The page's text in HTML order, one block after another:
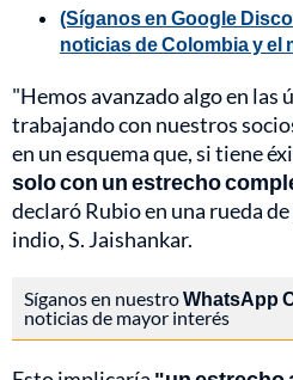
(Síganos en Google
noticias de Colombia y el
"Hemos avanzado algo en las
trabajando con nuestros
en un esquema que, si tiene
solo con un estrecho
declaró Rubio en una rueda
indio, S. Jaishankar.
Síganos en nuestroWhatsApp
noticias de mayor interés